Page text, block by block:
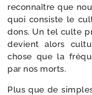
recon­naître que
quoi consiste le
dons. Un tel culte
devient alors
chose que la
par nos morts.
Plus que de